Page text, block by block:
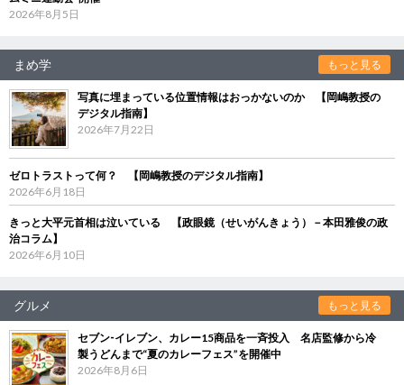
2026年8月5日
まめ学 もっと見る
写真に埋まっている位置情報はおっかないのか 【岡嶋教授の
デジタル指南】
2026年7月22日
ゼロトラストって何？ 【岡嶋教授のデジタル指南】
2026年6月18日
きっと大平元首相は泣いている 【政眼鏡（せいがんきょう）－本田雅俊の政
治コラム】
2026年6月10日
グルメ もっと見る
セブン‐イレブン、カレー15商品を一斉投入 名店監修から冷
製うどんまで“夏のカレーフェス”を開催中
2026年8月6日